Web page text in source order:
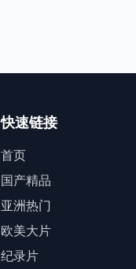
快速链接
首页
国产精品
亚洲热门
欧美大片
纪录片